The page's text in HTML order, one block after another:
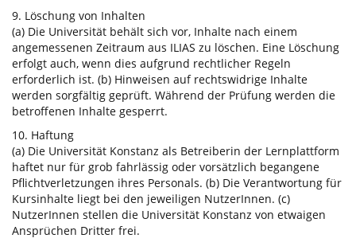
9. Löschung von Inhalten
(a) Die Universität behält sich vor, Inhalte nach einem
angemessenen Zeitraum aus ILIAS zu löschen. Eine Löschung
erfolgt auch, wenn dies aufgrund rechtlicher Regeln
erforderlich ist. (b) Hinweisen auf rechtswidrige Inhalte
werden sorgfältig geprüft. Während der Prüfung werden die
betroffenen Inhalte gesperrt.
10. Haftung
(a) Die Universität Konstanz als Betreiberin der Lernplattform
haftet nur für grob fahrlässig oder vorsätzlich begangene
Pflichtverletzungen ihres Personals. (b) Die Verantwortung für
Kursinhalte liegt bei den jeweiligen NutzerInnen. (c)
NutzerInnen stellen die Universität Konstanz von etwaigen
Ansprüchen Dritter frei.